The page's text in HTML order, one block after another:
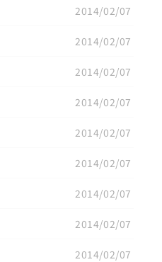
2014/02/07
2014/02/07
2014/02/07
2014/02/07
2014/02/07
2014/02/07
2014/02/07
2014/02/07
2014/02/07